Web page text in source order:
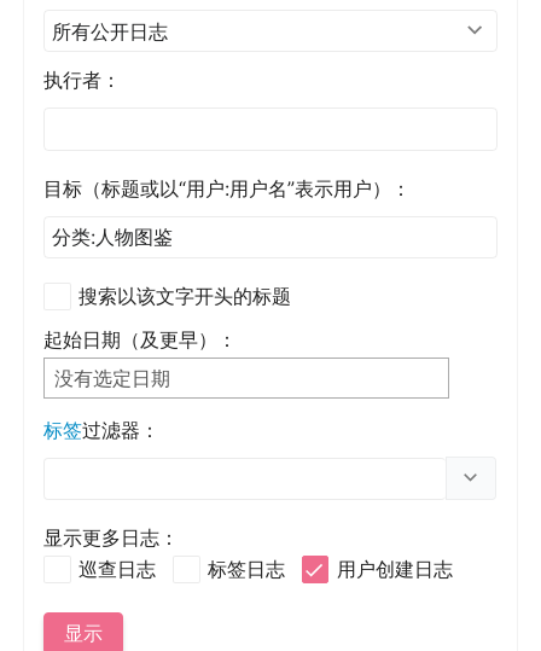
所有公开日志
执行者：
目标（标题或以“用户:用户名”表示用户）：
搜索以该文字开头的标题
起始日期（及更早）：
没有选定日期
标签过滤器：
显示更多日志：
巡查日志
标签日志 用户创建日志
显示